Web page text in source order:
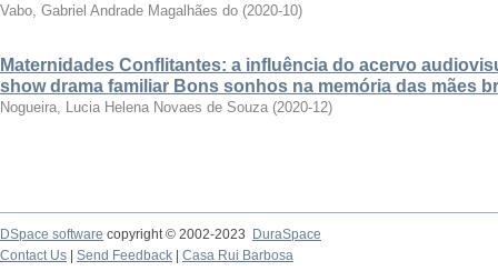
Vabo, Gabriel Andrade Magalhães do (2020-10)
Maternidades Conflitantes: a influência do acervo
show drama familiar Bons sonhos na memória das mães
Nogueira, Lucia Helena Novaes de Souza (2020-12)
DSpace software copyright © 2002-2023
DuraSpace
Contact Us
Send Feedback Casa Rui Barbosa